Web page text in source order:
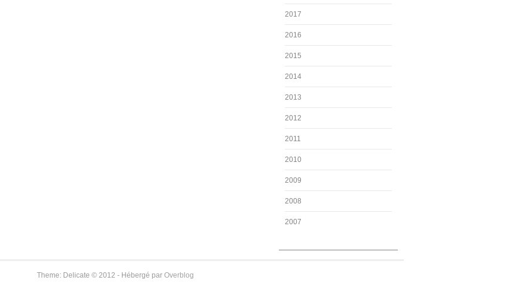
2017
2016
2015
2014
2013
2012
2011
2010
2009
2008
2007
Theme: Delicate © 2012 - Hébergé par Overblog